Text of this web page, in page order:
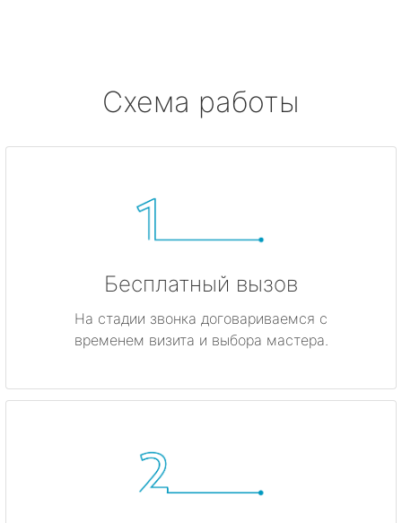
Схема работы
Бесплатный вызов
На стадии звонка договариваемся с
временем визита и выбора мастера.